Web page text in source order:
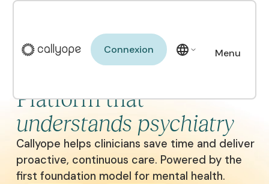
Connexion
Connexion
Menu
Platform that
understands psychiatry
Callyope helps clinicians save time and deliver
proactive, continuous care. Powered by the
first foundation model for mental health.